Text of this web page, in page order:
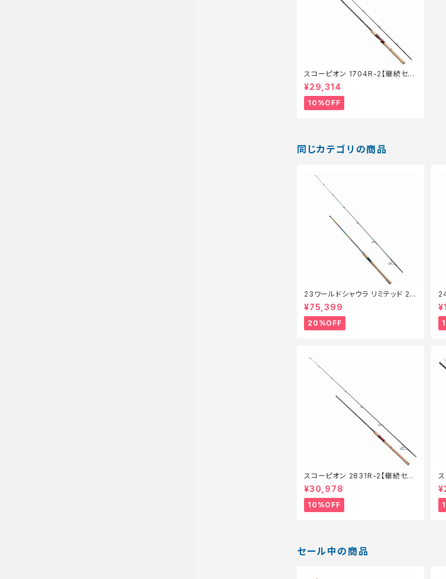
スコーピオン 1704R-2【継続セー
ル_ロッド】【10】
¥29,314
10%OFF
同じカテゴリの商品
23ワールドシャウラ リミテッド 27
03R‐2【特価竿】【20】
¥75,399
20%OFF
0】
スコーピオン 2831R-2【継続セー
ル_ロッド】【10】
¥30,978
10%OFF
_
セール中の商品